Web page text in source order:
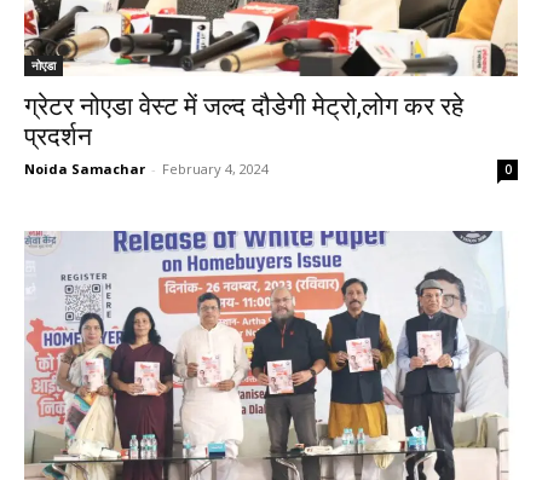
नोएडा
ग्रेटर नोएडा वेस्ट में जल्द दौडेगी मेट्रो,लोग कर रहे
प्रदर्शन
Noida Samachar - February 4, 2024 0